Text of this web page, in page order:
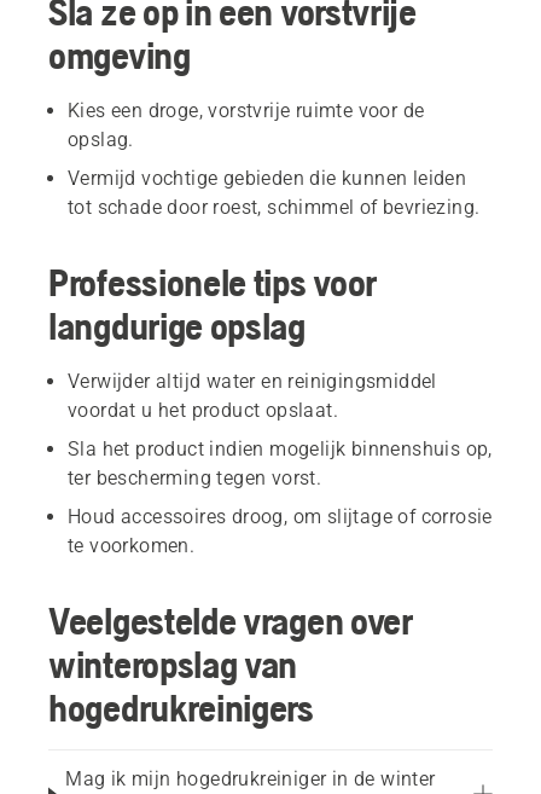
Sla ze op in een vorstvrije
omgeving
Kies een droge, vorstvrije ruimte voor de
opslag.
Vermijd vochtige gebieden die kunnen leiden
tot schade door roest, schimmel of bevriezing.
Professionele tips voor
langdurige opslag
Verwijder altijd water en reinigingsmiddel
voordat u het product opslaat.
Sla het product indien mogelijk binnenshuis op,
ter bescherming tegen vorst.
Houd accessoires droog, om slijtage of corrosie
te voorkomen.
Veelgestelde vragen over
winteropslag van
hogedrukreinigers
Mag ik mijn hogedrukreiniger in de winter